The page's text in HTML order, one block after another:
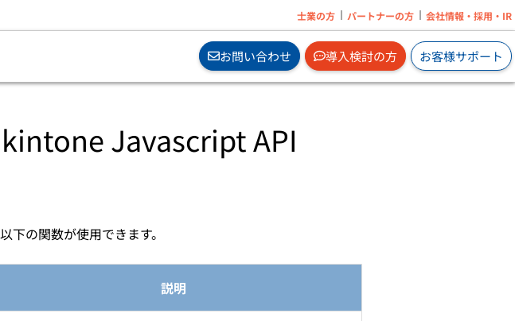
士業の方 パートナーの方 会社情報・採用・IR
証憑電子保管「PCA Hub eDOC」
お問い合わせ 導入検討の方 お客様サポート
Javascript API
の関数が使用できます。
説明